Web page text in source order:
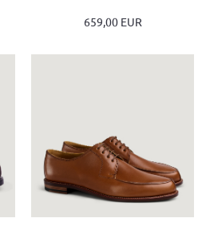
659,00 EUR